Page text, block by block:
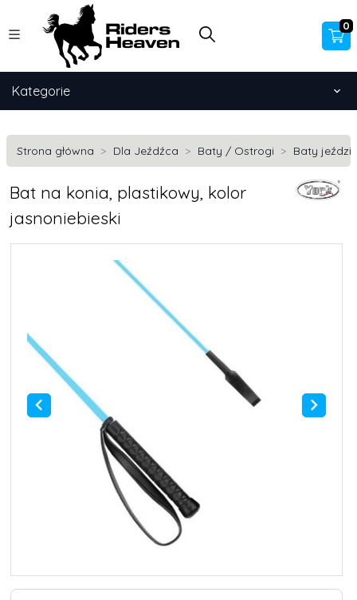
0
Kategorie
Strona główna Dla Jeźdźca Baty / Ostrogi Baty
Bat na konia, plastikowy, kolor
jasnoniebieski